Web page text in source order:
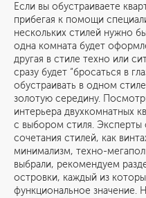
Если вы обустраиваете
прибегая к помощи
нескольких стилей нужно
одна комната будет
другая в стиле техно или
сразу будет “бросаться в
обустраивать в одном
золотую середину.
интерьера двухкомнатных
с выбором стиля. Эксперты
сочетания стилей, как
минимализм, техно-
выбрали, рекомендуем
островки, каждый из
функциональное значение.